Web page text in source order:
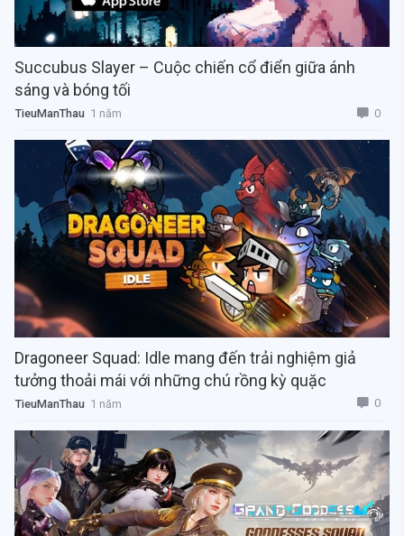
Succubus Slayer – Cuộc chiến cổ điển giữa ánh
sáng và bóng tối
TieuManThau 1 năm 0
Dragoneer Squad: Idle mang đến trải nghiệm giả
tưởng thoải mái với những chú rồng kỳ quặc
TieuManThau 1 năm 0